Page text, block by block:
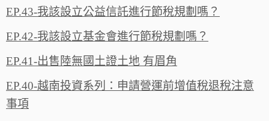
EP.43-我該設立公益信託進行節稅規劃嗎？
EP.42-我該設立基金會進行節稅規劃嗎？
EP.41-出售陸無國土證土地 有眉角
EP.40-越南投資系列：申請營運前增值稅退稅注意
事項